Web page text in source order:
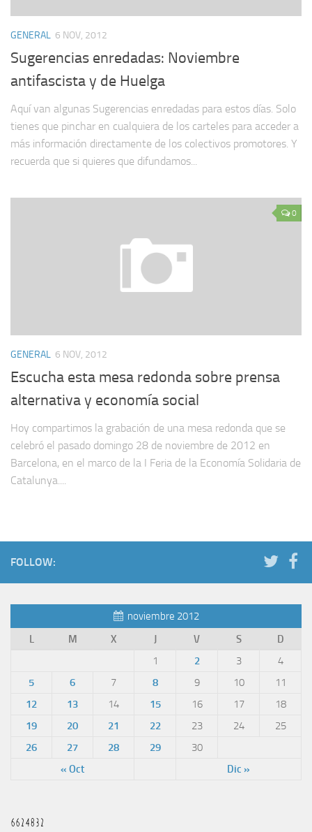
GENERAL 6 NOV, 2012
Sugerencias enredadas: Noviembre
antifascista y de Huelga
Aquí van algunas Sugerencias enredadas para estos días. Solo
tienes que pinchar en cualquiera de los carteles para acceder a
más información directamente de los colectivos promotores. Y
recuerda que si quieres que difundamos...
0
GENERAL 6 NOV, 2012
Escucha esta mesa redonda sobre prensa
alternativa y economía social
Hoy compartimos la grabación de una mesa redonda que se
celebró el pasado domingo 28 de noviembre de 2012 en
Barcelona, en el marco de la I Feria de la Economía Solidaria de
Catalunya....
FOLLOW:
noviembre 2012
L
M X J V S D
« Oct Dic »
1 2 3
4
5
6 7 8 9 10
11
12
13 14 15 16 17
18
19
20 21 22 23 24
25
26
27 28 29 30